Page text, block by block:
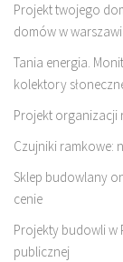
Projekt twojego
domów w
Tania energia.
kolektory
Projekt organizacji
Czujniki ramkowe:
Sklep budowlany
cenie
Projekty budowli w
publicznej